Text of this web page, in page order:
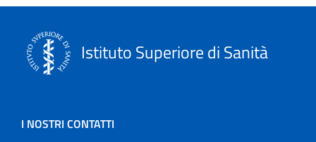
Istituto Superiore di Sanità
I NOSTRI CONTATTI